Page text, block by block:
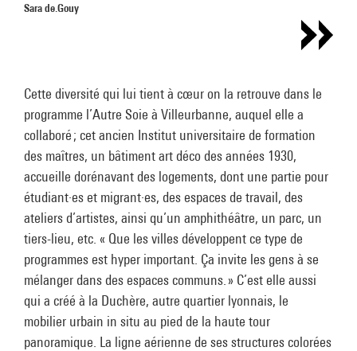
Sara de.Gouy
Cette diversité qui lui tient à cœur on la retrouve dans le
programme l’Autre Soie à Villeurbanne, auquel elle a
collaboré ; cet ancien Institut universitaire de formation
des maîtres, un bâtiment art déco des années 1930,
accueille dorénavant des logements, dont une partie pour
étudiant·es et migrant·es, des espaces de travail, des
ateliers d’artistes, ainsi qu’un amphithéâtre, un parc, un
tiers-lieu, etc. « Que les villes développent ce type de
programmes est hyper important. Ça invite les gens à se
mélanger dans des espaces communs. » C’est elle aussi
qui a créé à la Duchère, autre quartier lyonnais, le
mobilier urbain in situ au pied de la haute tour
panoramique. La ligne aérienne de ses structures colorées